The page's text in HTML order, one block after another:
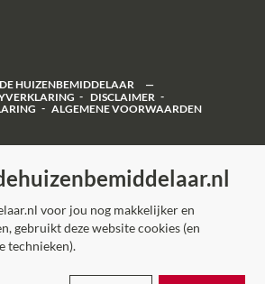
DE HUIZENBEMIDDELAAR
DISCLAIMER
ALGEMENE VOORWAARDEN
voor jou nog makkelijker en
gebruikt deze website cookies (en
technieken).